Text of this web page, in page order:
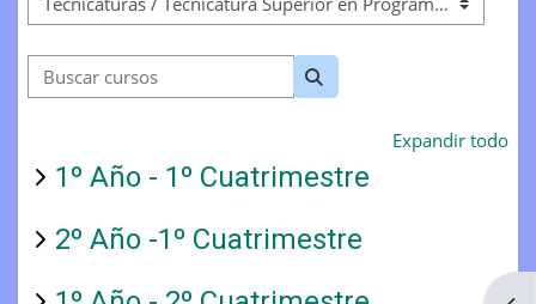
Categorías
Buscar cursos
Buscar cursos
Expandir todo
1º Año - 1º Cuatrimestre
2º Año -1º Cuatrimestre